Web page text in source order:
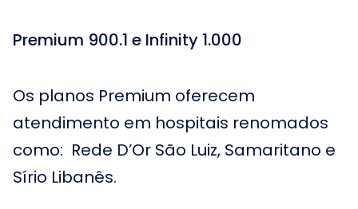
Premium 900.1 e Infinity 1.000
Os planos Premium oferecem
atendimento em hospitais renomados
como: Rede D’Or São Luiz, Samaritano e
Sírio Libanês.